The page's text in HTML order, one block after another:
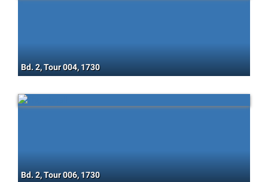
Bd. 2, Tour 004, 1730
Bd. 2, Tour 006, 1730